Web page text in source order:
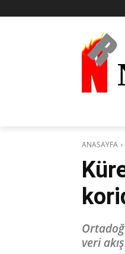
ANASAYFA
veri